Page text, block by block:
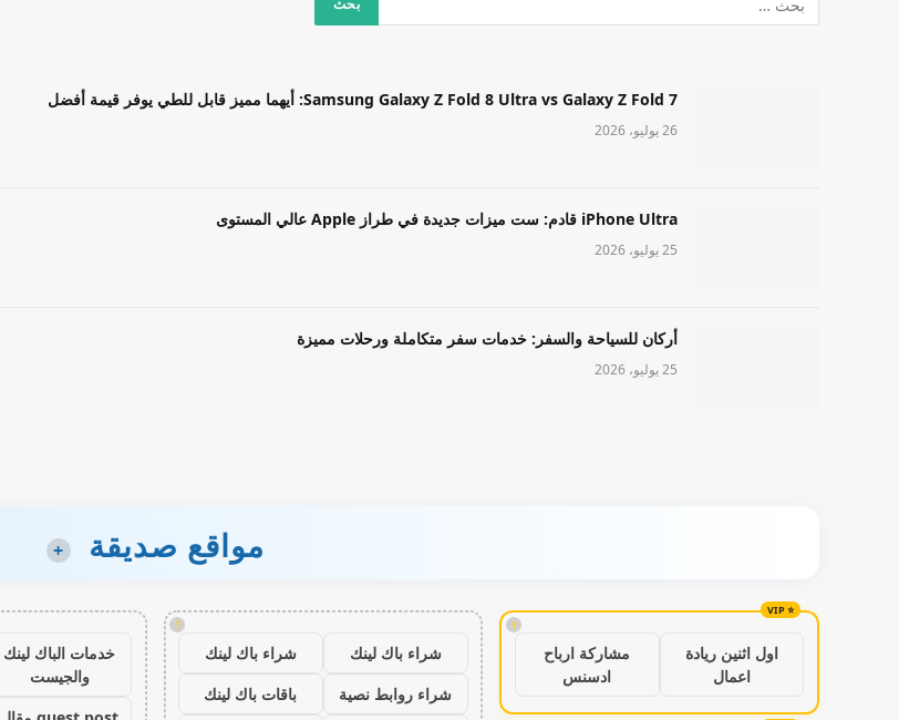
Samsung Galaxy Z Fold 8 Ultra vs Galaxy Z Fold 7: أيهما مميز قابل للطي يوفر قيمة أفضل
26 يوليو، 2026
iPhone Ultra قادم: ست ميزات جديدة في طراز Apple عالي المستوى
25 يوليو، 2026
أركان للسياحة والسفر: خدمات سفر متكاملة ورحلات مميزة
25 يوليو، 2026
مواقع صديقة +
!
اول اثنين ريادة
اعمال
مشاركة ارباح
ادسنس
!
شراء باك لينك
شراء باك لينك
شراء روابط نصية
باقات باك لينك
خدمات الباك لينك
والجيست